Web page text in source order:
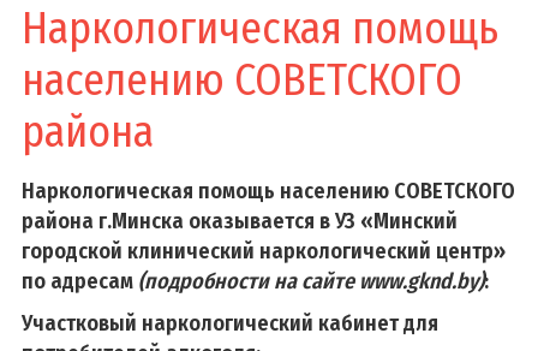
Наркологическая помощь
населению СОВЕТСКОГО
района
Наркологическая помощь населению СОВЕТСКОГО
района г.Минска оказывается в УЗ «Минский
городской клинический наркологический центр»
по адресам (подробности на сайте www.gknd.by):
Участковый наркологический кабинет для